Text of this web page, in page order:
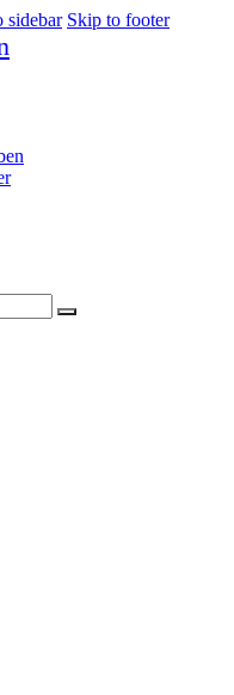
sidebar Skip to footer